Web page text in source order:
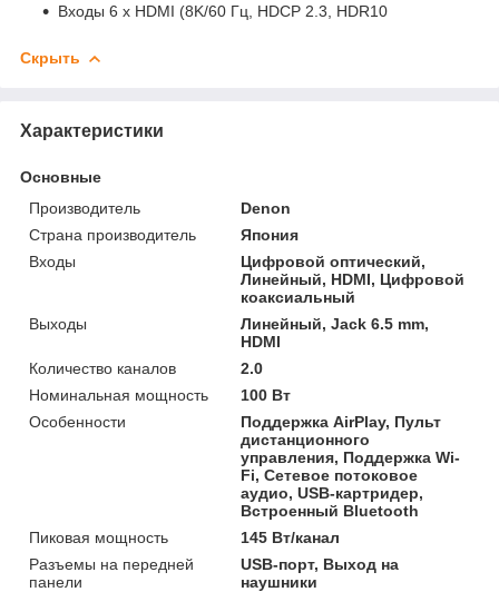
Входы 6 x HDMI (8K/60 Гц, HDCP 2.3, HDR10
Скрыть
Характеристики
Основные
Производитель
Denon
Страна производитель
Япония
Входы
Цифровой оптический,
Линейный, HDMI, Цифровой
коаксиальный
Выходы
Линейный, Jack 6.5 mm,
HDMI
Количество каналов
2.0
Номинальная мощность
100 Вт
Особенности
Поддержка AirPlay, Пульт
дистанционного
управления, Поддержка Wi-
Fi, Сетевое потоковое
аудио, USB-картридер,
Встроенный Bluetooth‎
Пиковая мощность
145 Вт/канал
Разъемы на передней
панели
USB-порт, Выход на
наушники